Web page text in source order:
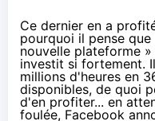
Ce dernier en a
pourquoi il pense
nouvelle plateforme
investit si fortement.
millions d'heures en
disponibles, de quoi
d'en profiter... en
foulée, Facebook